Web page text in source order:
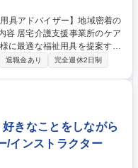
に最適な福祉用具を提案する
差した本質的な提案営業と将
搬入出含む）、アフターフォ
長期的な関係構築が中心の営
早期にキャッチアップしてい
店舗運営やマネジメント業務
時間
退職金あり 完全週休2日制
きなことをしながら
/インストラクター